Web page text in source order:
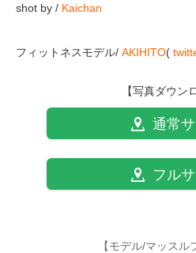
shot by / Kaichan
フィットネスモデル/ AKIHITO(
【写真ダウン
通常
フル
【モデル/マッスル